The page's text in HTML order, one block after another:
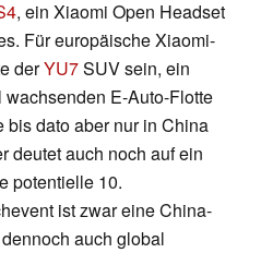
, ein Xiaomi Open Headset
Für europäische Xiaomi-
derYU7SUV sein, ein
E-Auto-Flotte
dato aber nur in China
deutet auch noch auf ein
potentielle 10.
ist zwar eine China-
auch global